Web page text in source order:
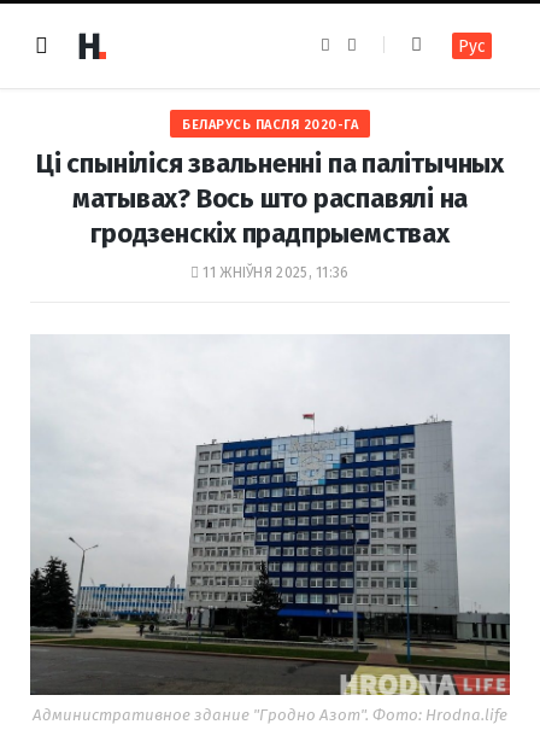
e
b
o
o
k
t
a
g
r
m
Рус
БЕЛАРУСЬ ПАСЛЯ 2020-ГА
Ці спыніліся звальненні па палітычных
матывах? Вось што распавялі на
гродзенскіх прадпрыемствах
11 ЖНІЎНЯ 2025, 11:36
Административное здание "Гродно Азот". Фото: Hrodna.life